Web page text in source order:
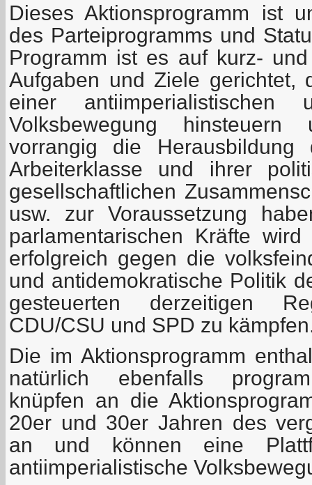
Dieses Aktionsprogramm ist
des Parteiprogramms und
Programm ist es auf kurz-
Aufgaben und Ziele gerichtet,
einer antiimperialistischen
Volksbewegung
vorrangig die Herausbildung
Arbeiterklasse und ihrer
gesellschaftlichen
usw. zur Voraussetzung
parlamentarischen Kräfte
erfolgreich gegen die
und antidemokratische Politik
gesteuerten derzeitigen
CDU/CSU und SPD zu
Die im Aktionsprogramm
natürlich ebenfalls
knüpfen an die
20er und 30er Jahren des
an und können eine
antiimperialistische